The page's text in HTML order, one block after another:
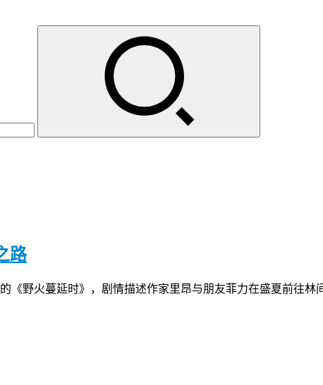
路
《野火蔓延时》，剧情描述作家里昂与朋友菲力在盛夏前往